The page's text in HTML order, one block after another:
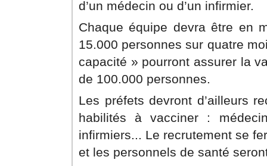
d’un médecin ou d’un infirmier.
Chaque équipe devra être en
15.000 personnes sur quatre
capacité » pourront assurer la
de 100.000 personnes.
Les préfets devront d’ailleurs
habilités à vacciner :
infirmiers... Le recrutement se
et les personnels de santé